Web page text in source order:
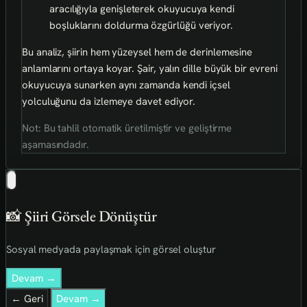
aracılığıyla genişleterek okuyucuya kendi
boşluklarını doldurma özgürlüğü veriyor.
Bu analiz, şiirin hem yüzeysel hem de derinlemesine
anlamlarını ortaya koyar. Şair, yalın dille büyük bir evreni
okuyucuya sunarken aynı zamanda kendi içsel
yolculuğunu da izlemeye davet ediyor.
Not: Bu tahlil otomatik üretilmiştir ve geliştirme
aşamasındadır.
📸 Şiiri Görsele Dönüştür
Sosyal medyada paylaşmak için görsel oluştur
Devam →
← Geri
Devam →